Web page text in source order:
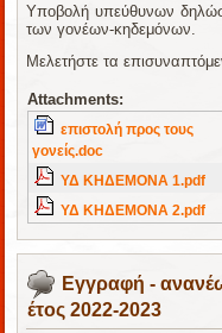
Υποβολή υπεύθυνων
των γονέων-κηδεμόνων.
Μελετήστε τα
Attachments:
επιστολή προς τους
γονείς.doc
ΥΔ ΚΗΔΕΜΟΝΑ 1.pdf
ΥΔ ΚΗΔΕΜΟΝΑ 2.pdf
Εγγραφή -
έτος 2022-2023